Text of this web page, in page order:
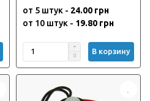
от 5 штук - 24.00 грн
от 10 штук - 19.80 грн
В корзину